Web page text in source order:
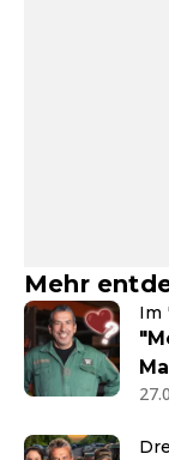
Mehr
Im